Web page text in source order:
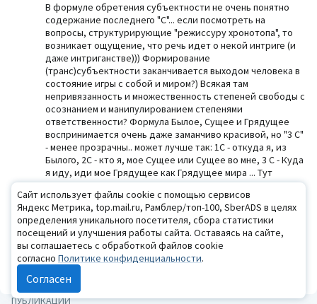
В формуле обретения субъектности не очень понятно
содержание последнего "С"... если посмотреть на
вопросы, структурирующие "режиссуру хронотопа", то
возникает ощущение, что речь идет о некой интриге (и
даже интриганстве))) Формирование
(транс)субъектности заканчивается выходом человека в
состояние игры с собой и миром?) Всякая там
непривязанность и множественность степеней свободы с
осознанием и манипулированием степенями
ответственности? Формула Былое, Сущее и Грядущее
воспринимается очень даже заманчиво красивой, но "3 С"
- менее прозрачны.. может лучше так: 1С - откуда я, из
Былого, 2С - кто я, мое Сущее или Сущее во мне, 3 С - Куда
я иду, иди мое Грядущее как Грядущее мира ... Тут
возникает еще вопрос - манипулирование -
переструктурирование - синхронизирование внутреннего
мира и переструктурирование мира внешнего,
мнипулирование им... как они связаны?)
Ответить
Авторизуйтесь
ПУБЛИКАЦИИ
Сайт использует файлы cookie с помощью сервисов
Яндекс Метрика, top.mail.ru, Рамблер/топ-100, SberADS в целях
определения уникального посетителя, сбора статистики
посещений и улучшения работы сайта. Оставаясь на сайте,
вы соглашаетесь с обработкой файлов cookie
согласно Политике конфиденциальности.
Согласен